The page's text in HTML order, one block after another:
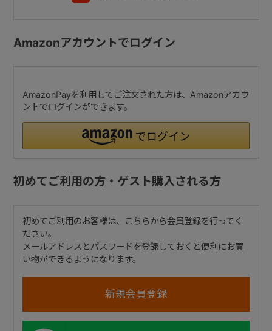
Amazonアカウントでログイン
AmazonPayを利用してご注文された方は、Amazonアカウ
ントでログインができます。
初めてご利用の方・ゲスト購入される方
初めてご利用のお客様は、こちらから会員登録を行ってく
ださい。
メールアドレスとパスワードを登録しておくと便利にお買
い物ができるようになります。